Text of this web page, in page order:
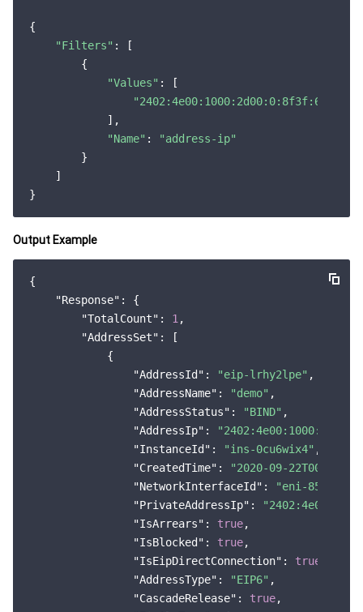
{
"Filters" : [
        {
"Values" : [
"2402:4e00:1000:2d00:0:8f3f:6:9895"
            ],
"Name" :
"address-ip"
        }
    ]
Output Example
{
"Response" : {
"TotalCount" : 1 ,
"AddressSet" : [
            {
"AddressId" : "eip-lrhy2lpe" ,
"AddressName" : "demo" ,
"AddressStatus" : "BIND" ,
"AddressIp" :
"InstanceId" : "ins-0cu6wix4" ,
"CreatedTime" :
"2020-09-
"NetworkInterfaceId" :
"eni-
"PrivateAddressIp" :
"IsArrears" : true,
"IsBlocked" : true,
"IsEipDirectConnection" : true
"AddressType" : "EIP6" ,
"CascadeRelease" : true,